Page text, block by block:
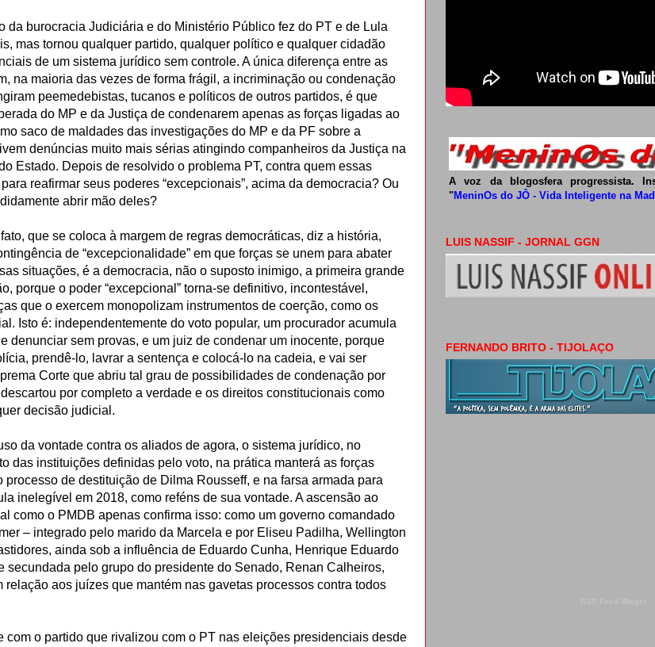
da burocracia Judiciária e do Ministério Público fez do PT e de Lula
mas tornou qualquer partido, qualquer político e qualquer cidadão
de um sistema jurídico sem controle. A única diferença entre as
na maioria das vezes de forma frágil, a incriminação ou condenação
peemedebistas, tucanos e políticos de outros partidos, é que
do MP e da Justiça de condenarem apenas as forças ligadas ao
saco de maldades das investigações do MP e da PF sobre a
denúncias muito mais sérias atingindo companheiros da Justiça na
Estado. Depois de resolvido o problema PT, contra quem essas
reafirmar seus poderes “excepcionais”, acima da democracia? Ou
abrir mão deles?
que se coloca à margem de regras democráticas, diz a história,
de “excepcionalidade” em que forças se unem para abater
situações, é a democracia, não o suposto inimigo, a primeira grande
porque o poder “excepcional” torna-se definitivo, incontestável,
que o exercem monopolizam instrumentos de coerção, como os
Isto é: independentemente do voto popular, um procurador acumula
denunciar sem provas, e um juiz de condenar um inocente, porque
prendê-lo, lavrar a sentença e colocá-lo na cadeia, e vai ser
Corte que abriu tal grau de possibilidades de condenação por
por completo a verdade e os direitos constitucionais como
decisão judicial.
da vontade contra os aliados de agora, o sistema jurídico, no
das instituições definidas pelo voto, na prática manterá as forças
de destituição de Dilma Rousseff, e na farsa armada para
inelegível em 2018, como reféns de sua vontade. A ascensão ao
como o PMDB apenas confirma isso: como um governo comandado
– integrado pelo marido da Marcela e por Eliseu Padilha, Wellington
ainda sob a influência de Eduardo Cunha, Henrique Eduardo
secundada pelo grupo do presidente do Senado, Renan Calheiros,
relação aos juízes que mantém nas gavetas processos contra todos
com o partido que rivalizou com o PT nas eleições presidenciais desde
A voz da blogosfera progressista.
"MeninOs do JÔ - Vida Inteligente na
LUIS NASSIF - JORNAL GGN
FERNANDO BRITO - TIJOLAÇO
RSS Feed Widget